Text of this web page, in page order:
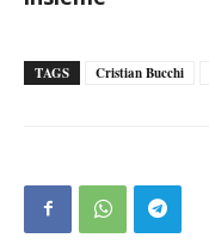
TAGS Cristian Bucchi